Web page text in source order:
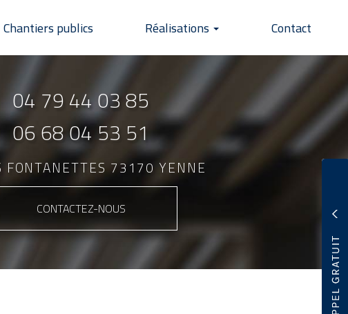
Chantiers publics Réalisations Contact
04 79 44 03 85
06 68 04 53 51
FONTANETTES 73170 YENNE
CONTACTEZ-NOUS